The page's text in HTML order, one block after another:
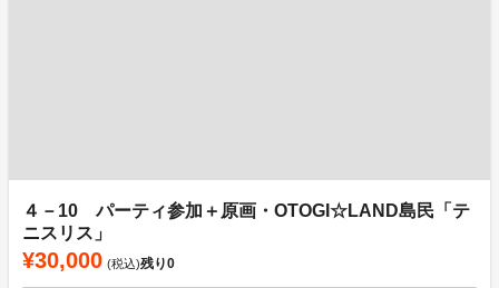
４－10 パーティ参加＋原画・OTOGI☆LAND島民「テ
ニスリス」
¥30,000 (税込)残り0